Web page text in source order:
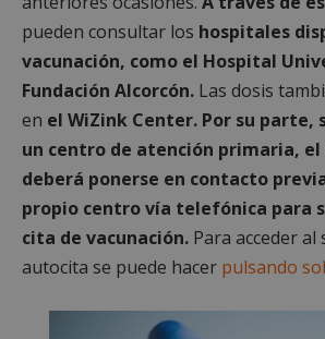
pueden consultar los hospitales
vacunación, como el Hospital
Fundación Alcorcón. Las dosis
en el WiZink Center. Por su parte,
un centro de atención primaria,
deberá ponerse en contacto
propio centro vía telefónica para
cita de vacunación. Para acceder al
autocita se puede hacer pulsando